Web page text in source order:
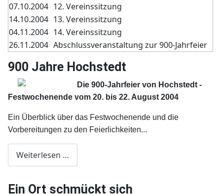
07.10.2004 12. Vereinssitzung
14.10.2004 13. Vereinssitzung
04.11.2004 14. Vereinssitzung
26.11.2004 Abschlussveranstaltung zur 900-Jahrfeier
900 Jahre Hochstedt
Die 900-Jahrfeier von Hochstedt -
Festwochenende vom 20. bis 22. August 2004
Ein Überblick über das Festwochenende und die
Vorbereitungen zu den Feierlichkeiten...
Weiterlesen …
Ein Ort schmückt sich